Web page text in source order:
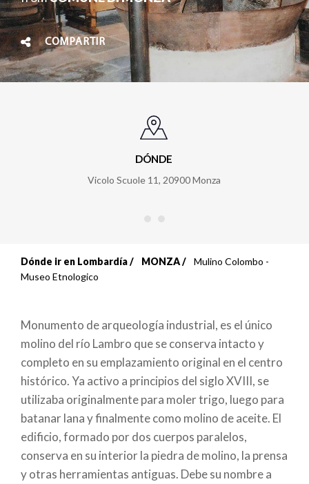
COMPARTIR
DÓNDE
Vicolo Scuole 11, 20900Monza
Sobrescribir
de
ayuda
a
la
navegación
Dónde ir en Lombardía MONZA
Mulino Colombo -
Museo Etnologico
Monumento de arqueología industrial, es el único
molino del río Lambro que se conserva intacto y
completo en su emplazamiento original en el centro
histórico. Ya activo a principios del siglo XVIII, se
utilizaba originalmente para moler trigo, luego para
batanar lana y finalmente como molino de aceite. El
edificio, formado por dos cuerpos paralelos,
conserva en su interior la piedra de molino, la prensa
y otras herramientas antiguas. Debe su nombre a